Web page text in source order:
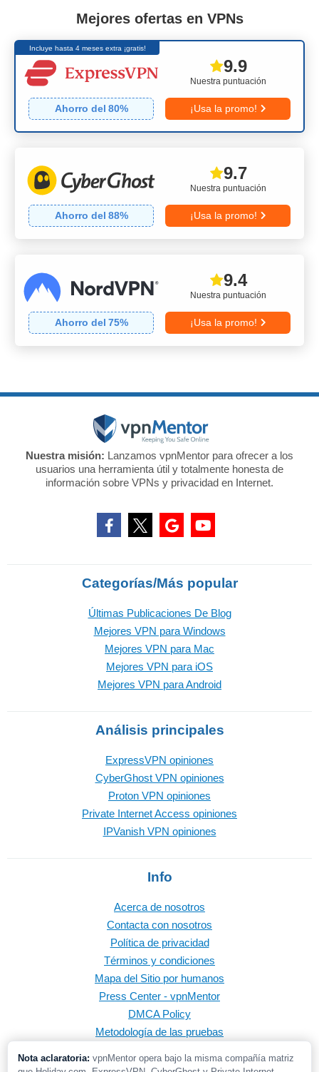
Mejores ofertas en VPNs
Incluye hasta 4 meses extra ¡gratis!
Nuestra puntuación
9.9
Ahorro del 80% ¡Usa la promo!
Nuestra puntuación
9.7
Ahorro del 88% ¡Usa la promo!
Nuestra puntuación
9.4
Ahorro del 75% ¡Usa la promo!
Nuestra misión: Lanzamos vpnMentor para ofrecer a los
usuarios una herramienta útil y totalmente honesta de
información sobre VPNs y privacidad en Internet.
Categorías/Más popular
Últimas Publicaciones De Blog
Mejores VPN para Windows
Mejores VPN para Mac
Mejores VPN para iOS
Mejores VPN para Android
Análisis principales
ExpressVPN opiniones
CyberGhost VPN opiniones
Proton VPN opiniones
Private Internet Access opiniones
IPVanish VPN opiniones
Info
Acerca de nosotros
Contacta con nosotros
Política de privacidad
Términos y condiciones
Mapa del Sitio por humanos
Press Center - vpnMentor
DMCA Policy
Metodología de las pruebas
Nota aclaratoria: vpnMentor opera bajo la misma compañía matriz